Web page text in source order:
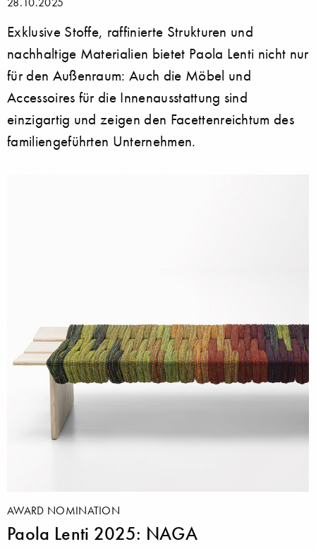
Exklusive Stoffe, raffinierte Strukturen und
nachhaltige Materialien bietet Paola Lenti nicht nur
für den Außenraum: Auch die Möbel und
Accessoires für die Innenausstattung sind
einzigartig und zeigen den Facettenreichtum des
familiengeführten Unternehmen.
AWARD NOMINATION
Paola Lenti 2025: NAGA